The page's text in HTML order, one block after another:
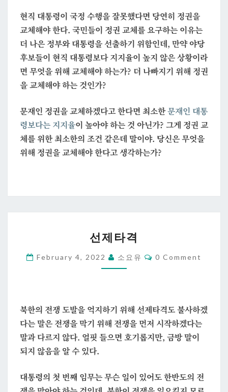
위
한
조
건
현직 대통령이 국정 수행을 잘못했다면 당연히 정권을
교체해야 한다. 국민들이 정권 교체를 요구하는 이유는
더 나은 정부와 대통령을 선출하기 위함인데, 만약 야당
후보들이 현직 대통령보다 지지율이 높지 않은 상황이라
면 무엇을 위해 교체해야 하는가? 더 나빠지기 위해 정권
을 교체해야 하는 것인가?
문재인 정권을 교체하겠다고 한다면 최소한문재인 대통
령보다는 지지율이 높아야 하는 것 아닌가? 그게 정권 교
체를 위한 최소한의 조건 같은데 말이야. 당신은 무엇을
위해 정권을 교체해야 한다고 생각하는가?
제
타
격
선제타격
February 4, 2022 소요유 Comments
0 Comment
북한의 전쟁 도발을 억지하기 위해 선제타격도 불사하겠
다는 말은 전쟁을 막기 위해 전쟁을 먼저 시작하겠다는
말과 다르지 않다. 얼핏 들으면 호기롭지만, 금방 말이
되지 않음을 알 수 있다.
대통령의 첫 번째 임무는 무슨 일이 있어도 한반도의 전